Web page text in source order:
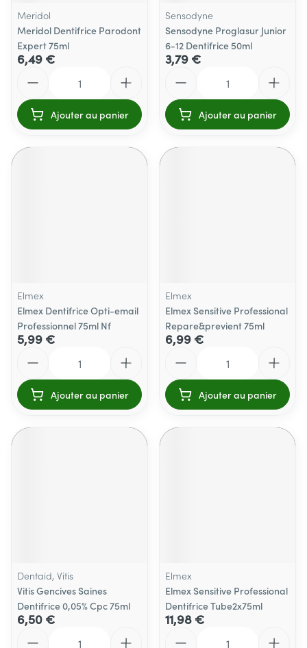
Meridol
Meridol Dentifrice Parodont
Expert 75ml
6,49 €
Ajouter au panier
Sensodyne
Sensodyne Proglasur Junior
6-12 Dentifrice 50ml
3,79 €
Ajouter au panier
Elmex
Elmex Dentifrice Opti-email
Professionnel 75ml Nf
5,99 €
Ajouter au panier
Elmex
Elmex Sensitive Professional
Repare&previent 75ml
6,99 €
Ajouter au panier
Dentaid, Vitis
Vitis Gencives Saines
Dentifrice 0,05% Cpc 75ml
6,50 €
Elmex
Elmex Sensitive Professional
Dentifrice Tube2x75ml
11,98 €